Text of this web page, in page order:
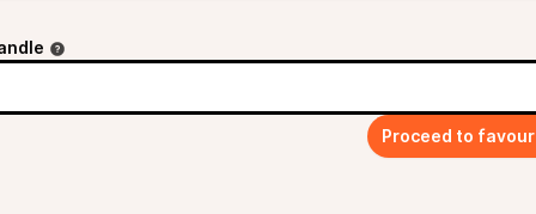
Proceed to